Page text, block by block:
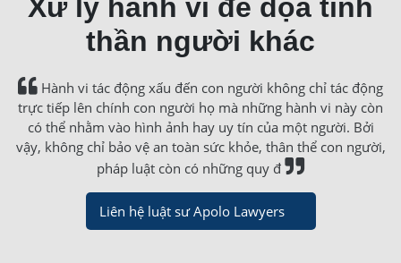
Xử lý hành vi đe dọa tinh
thần người khác
Hành vi tác động xấu đến con người không chỉ tác động
trực tiếp lên chính con người họ mà những hành vi này còn
có thể nhằm vào hình ảnh hay uy tín của một người. Bởi
vậy, không chỉ bảo vệ an toàn sức khỏe, thân thể con người,
pháp luật còn có những quy đ
Liên hệ luật sư Apolo Lawyers